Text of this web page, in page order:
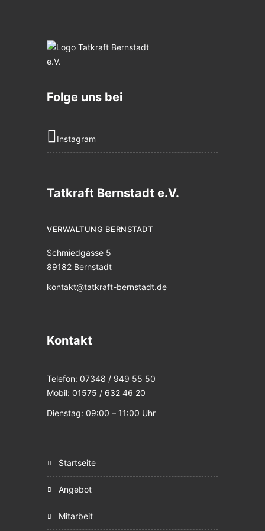
Folge uns bei
Instagram
Tatkraft Bernstadt e.V.
VERWALTUNG BERNSTADT
Schmiedgasse 5
89182 Bernstadt
kontakt@tatkraft-bernstadt.de
Kontakt
Telefon: 07348 / 949 55 50
Mobil: 01575 / 632 46 20
Dienstag: 09:00 – 11:00 Uhr
startseite
angebot
mitarbeit